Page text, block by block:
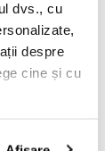
dvs., cu
despre
cine și cu